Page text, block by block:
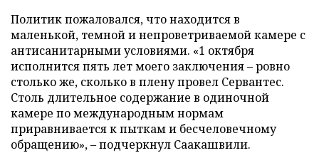
Политик пожаловался, что находится в
маленькой, темной и непроветриваемой камере с
антисанитарными условиями. «1 октября
исполнится пять лет моего заключения – ровно
столько же, сколько в плену провел Сервантес.
Столь длительное содержание в одиночной
камере по международным нормам
приравнивается к пыткам и бесчеловечному
обращению», – подчеркнул Саакашвили.